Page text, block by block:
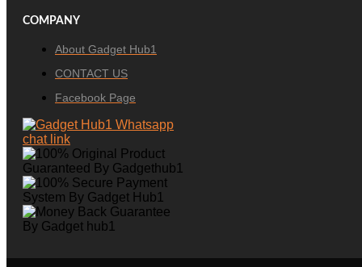
COMPANY
About Gadget Hub1
CONTACT US
Facebook Page